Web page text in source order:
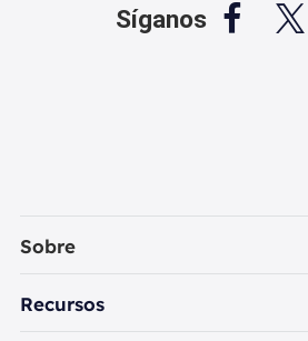
Síganos  
Sobre
Empresa
Recursos